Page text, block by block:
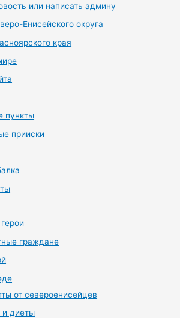
или написать админу
Енисейского округа
края
пункты
прииски
граждане
от североенисейцев
и диеты